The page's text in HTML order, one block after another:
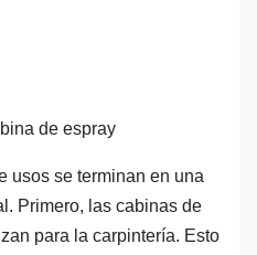
de espray
usos se terminan en una
Primero, las cabinas de
para la carpintería. Esto